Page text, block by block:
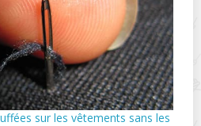
sur les vêtements sans les